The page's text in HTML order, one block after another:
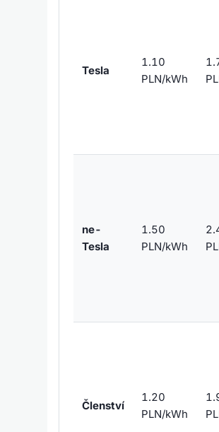
Tesla
1.10
PLN/kWh
ne-
Tesla
1.50
PLN/kWh
Členství
1.20
PLN/kWh